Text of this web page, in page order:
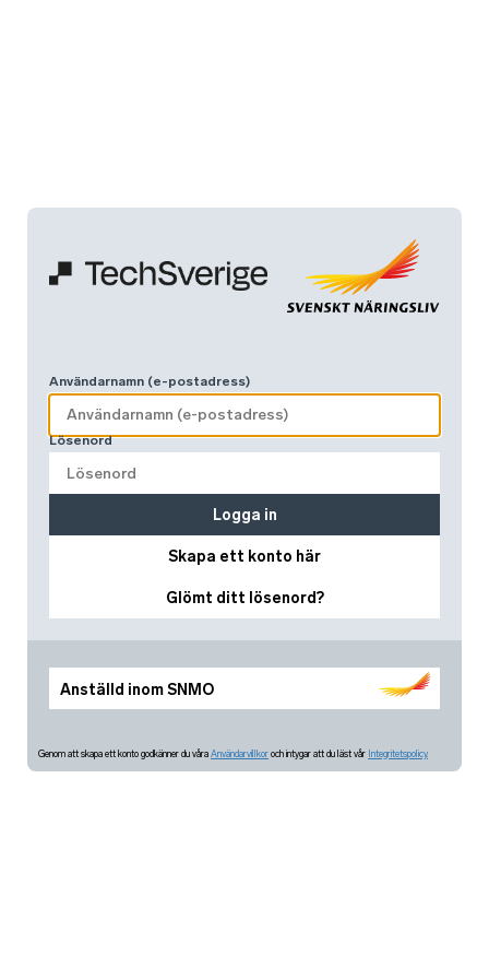
Anställd inom SNMO
Användarnamn (e-postadress)
Lösenord
Skapa ett konto här
Glömt ditt lösenord?
Logga in
Genom att skapa ett konto godkänner du våra Användarvillkor och intygar att du läst vår Integritetspolicy.